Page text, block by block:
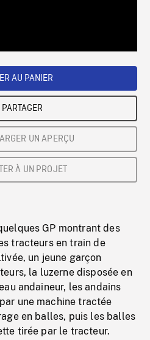
AU PANIER
PARTAGER
UN APERÇU
À UN PROJET
GP montrant des
tracteurs en train de
un jeune garçon
la luzerne disposée en
andaineur, les andains
une machine tractée
en balles, puis les balles
tirée par le tracteur.